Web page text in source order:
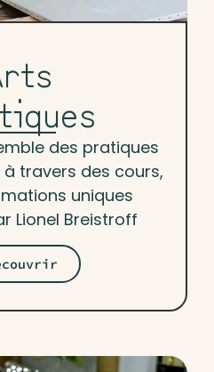
des pratiques
travers des cours,
uniques
Lionel Breistroff